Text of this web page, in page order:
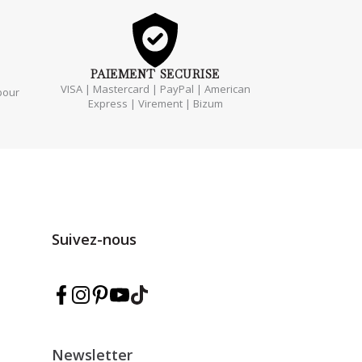
PAIEMENT SECURISE
VISA | Mastercard | PayPal | American
Express | Virement | Bizum
Newsletter
Suivez-nous
Suivez Marmarina sur Facebook
Suivez Marmarina sur Instagram
Suivez Marmarina sur Pinterest
Suivez Marmarina sur YouTube
Suivez Marmarina sur TikTok